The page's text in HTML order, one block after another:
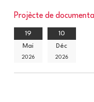
Projècte de
19
Mai
2026
10
Déc
2026